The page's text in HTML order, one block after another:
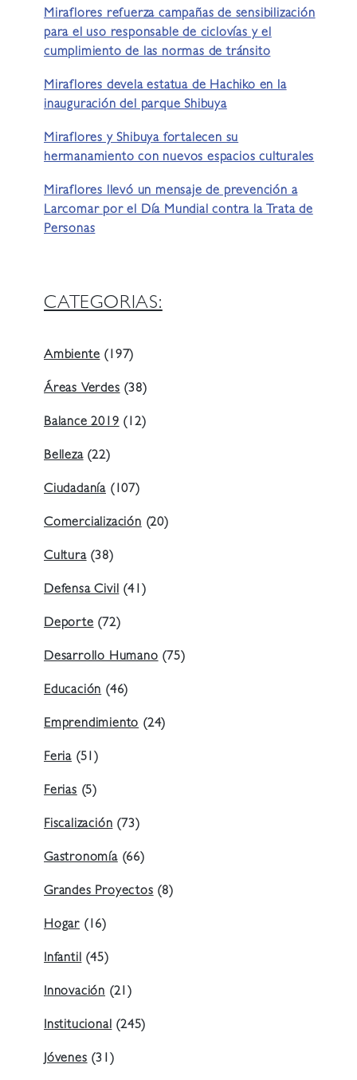
Miraflores refuerza campañas de sensibilización
para el uso responsable de ciclovías y el
cumplimiento de las normas de tránsito
Miraflores devela estatua de Hachiko en la
inauguración del parque Shibuya
Miraflores y Shibuya fortalecen su
hermanamiento con nuevos espacios culturales
Miraflores llevó un mensaje de prevención a
Larcomar por el Día Mundial contra la Trata de
Personas
CATEGORIAS:
Ambiente (197)
Áreas Verdes (38)
Balance 2019 (12)
Belleza(22)
Ciudadanía (107)
Comercialización (20)
Cultura(38)
Defensa Civil (41)
Deporte (72)
Desarrollo Humano (75)
Educación (46)
Emprendimiento (24)
Feria (51)
Ferias (5)
Fiscalización (73)
Gastronomía(66)
Grandes Proyectos (8)
Hogar (16)
Infantil (45)
Innovación (21)
Institucional (245)
Jóvenes (31)